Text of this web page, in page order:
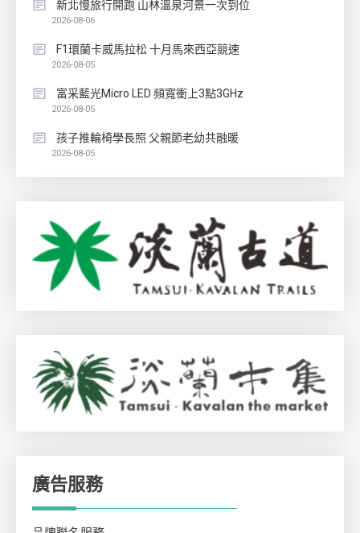
新北慢旅行開跑 山林溫泉河景一次到位
2026-08-06
F1環蘭卡威馬拉松 十月馬來西亞競速
2026-08-05
富采藍光Micro LED 頻寬衝上3點3GHz
2026-08-05
孩子推輪椅學長照 父親節老幼共融暖
2026-08-05
廣告服務